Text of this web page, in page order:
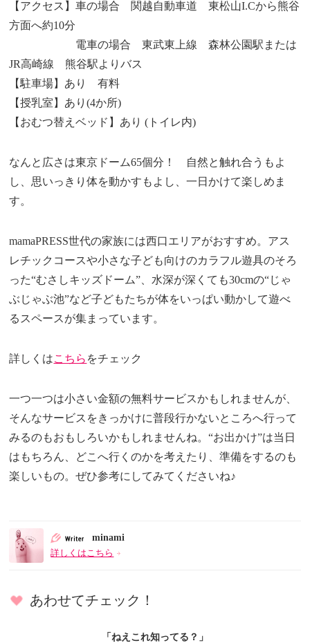
【アクセス】車の場合 関越自動車道 東松山I.Cから熊谷
方面へ約10分
電車の場合 東武東上線 森林公園駅または
JR高崎線 熊谷駅よりバス
【駐車場】あり 有料
【授乳室】あり(4か所)
【おむつ替えベッド】あり (トイレ内)
なんと広さは東京ドーム65個分！ 自然と触れ合うもよ
し、思いっきり体を動かすもよし、一日かけて楽しめま
す。
mamaPRESS世代の家族には西口エリアがおすすめ。アス
レチックコースや小さな子ども向けのカラフル遊具のそろ
った“むさしキッズドーム”、水深が深くても30cmの“じゃ
ぶじゃぶ池”など子どもたちが体をいっぱい動かして遊べ
るスペースが集まっています。
詳しくはこちら をチェック
一つ一つは小さい金額の無料サービスかもしれませんが、
そんなサービスをきっかけに普段行かないところへ行って
みるのもおもしろいかもしれませんね。“お出かけ”は当日
はもちろん、どこへ行くのかを考えたり、準備をするのも
楽しいもの。ぜひ参考にしてみてくださいね♪
minami
詳しくはこちら
あわせてチェック！
「ねえこれ知ってる？」